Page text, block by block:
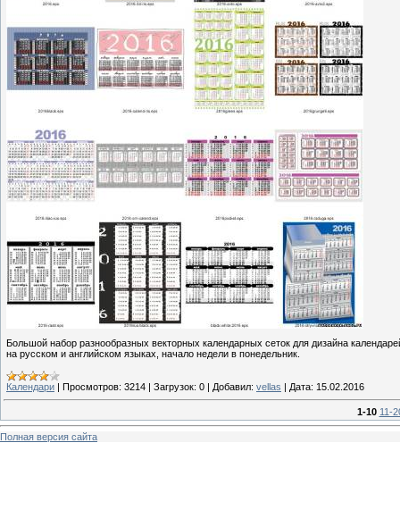
Большой набор разнообразных векторных календарных сеток для дизайна
на русском и английском языках, начало недели в понедельник.
Календари | Просмотров: 3214 | Загрузок: 0 | Добавил: vellas | Дата: 15.02.2016
1-10 11-
Полная версия сайта